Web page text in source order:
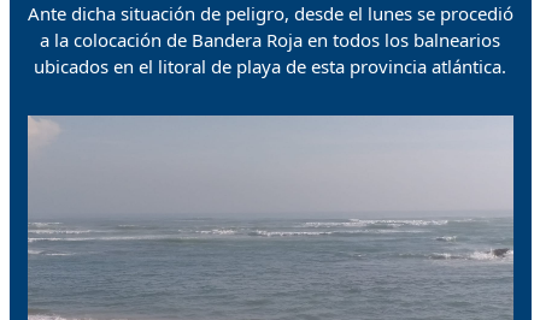
Ante dicha situación de peligro, desde el lunes se procedió
a la colocación de Bandera Roja en todos los balnearios
ubicados en el litoral de playa de esta provincia atlántica.